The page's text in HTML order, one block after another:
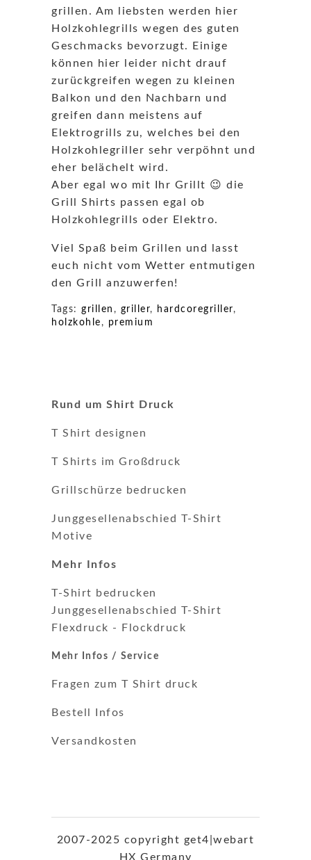
grillen. Am liebsten werden hier
Holzkohlegrills wegen des guten
Geschmacks bevorzugt. Einige
können hier leider nicht drauf
zurückgreifen wegen zu kleinen
Balkon und den Nachbarn und
greifen dann meistens auf
Elektrogrills zu, welches bei den
Holzkohlegriller sehr verpöhnt und
eher belächelt wird.
Aber egal wo mit Ihr Grillt 😉 die
Grill Shirts passen egal ob
Holzkohlegrills oder Elektro.
Viel Spaß beim Grillen und lasst
euch nicht vom Wetter entmutigen
den Grill anzuwerfen!
Tags: grillen , griller, hardcoregriller,
holzkohle , premium
Rund um Shirt Druck
T Shirt designen
T Shirts im Großdruck
Grillschürze bedrucken
Junggesellenabschied T-Shirt
Motive
Mehr Infos
T-Shirt bedrucken
Junggesellenabschied T-Shirt
Flexdruck - Flockdruck
Mehr Infos / Service
Fragen zum T Shirt druck
Bestell Infos
Versandkosten
2007-2025 copyright get4|webart
HX Germany